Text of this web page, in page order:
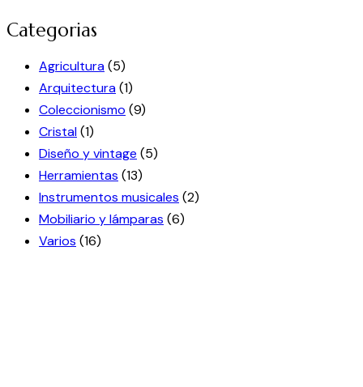
Categorias
Agricultura(5)
Arquitectura(1)
Coleccionismo (9)
Cristal(1)
Diseño y vintage (5)
Herramientas (13)
Instrumentos musicales (2)
Mobiliario y lámparas (6)
Varios (16)